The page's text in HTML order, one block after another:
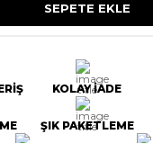
KOLAY İADE
ŞIK PAKETLEME